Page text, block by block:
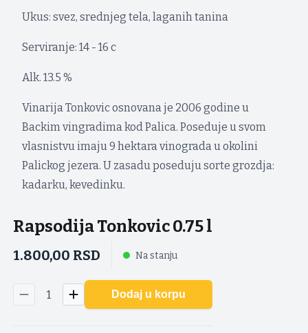
Ukus: svez, srednjeg tela, laganih tanina
Serviranje: 14 - 16 c
Alk. 13.5 %
Vinarija Tonkovic osnovana je 2006 godine u
Backim vingradima kod Palica. Poseduje u svom
vlasnistvu imaju 9 hektara vinograda u okolini
Palickog jezera. U zasadu poseduju sorte grozdja:
kadarku, kevedinku.
Rapsodija Tonkovic 0.75 l
1.800,00 RSD Na stanju
1 Dodaj u korpu